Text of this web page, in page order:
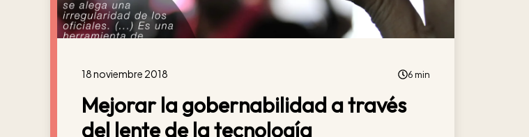
18 noviembre 2018 6 min
Mejorar la gobernabilidad a través
del lente de la tecnología